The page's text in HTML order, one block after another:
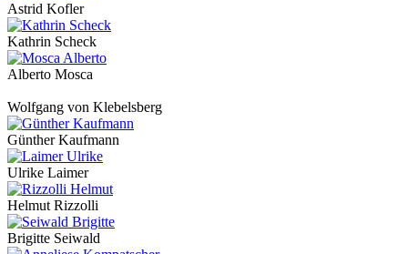
Astrid Kofler
Kathrin Scheck
Alberto Mosca
Wolfgang von Klebelsberg
Günther Kaufmann
Ulrike Laimer
Helmut Rizzolli
Brigitte Seiwald